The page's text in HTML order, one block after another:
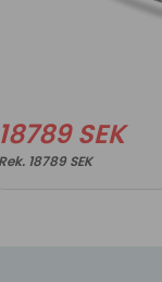
18789 SEK
18789 SEK